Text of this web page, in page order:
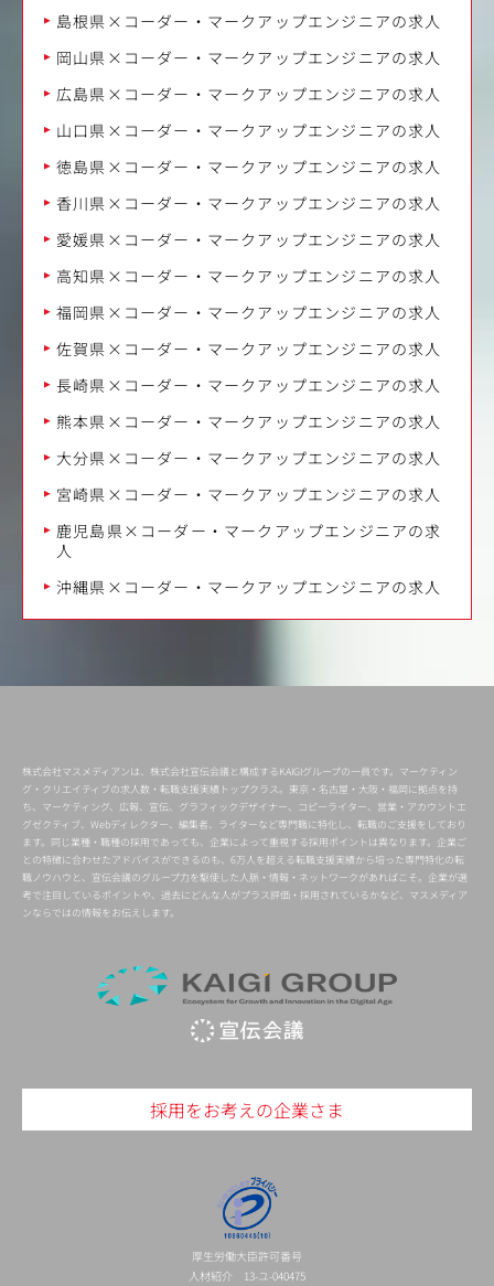
島根県×コーダー・マークアップエンジニアの求人
岡山県×コーダー・マークアップエンジニアの求人
広島県×コーダー・マークアップエンジニアの求人
山口県×コーダー・マークアップエンジニアの求人
徳島県×コーダー・マークアップエンジニアの求人
香川県×コーダー・マークアップエンジニアの求人
愛媛県×コーダー・マークアップエンジニアの求人
高知県×コーダー・マークアップエンジニアの求人
福岡県×コーダー・マークアップエンジニアの求人
佐賀県×コーダー・マークアップエンジニアの求人
長崎県×コーダー・マークアップエンジニアの求人
熊本県×コーダー・マークアップエンジニアの求人
大分県×コーダー・マークアップエンジニアの求人
宮崎県×コーダー・マークアップエンジニアの求人
鹿児島県×コーダー・マークアップエンジニアの求
人
沖縄県×コーダー・マークアップエンジニアの求人
株式会社マスメディアンは、株式会社宣伝会議と構成するKAIGIグループの一員です。マーケティン
グ・クリエイティブの求人数・転職支援実績トップクラス。東京・名古屋・大阪・福岡に拠点を持
ち、マーケティング、広報、宣伝、グラフィックデザイナー、コピーライター、営業・アカウントエ
グゼクティブ、Webディレクター、編集者、ライターなど専門職に特化し、転職のご支援をしており
ます。同じ業種・職種の採用であっても、企業によって重視する採用ポイントは異なります。企業ご
との特徴に合わせたアドバイスができるのも、6万人を超える転職支援実績から培った専門特化の転
職ノウハウと、宣伝会議のグループ力を駆使した人脈・情報・ネットワークがあればこそ。企業が選
考で注目しているポイントや、過去にどんな人がプラス評価・採用されているかなど、マスメディア
ンならではの情報をお伝えします。
採用をお考えの企業さま
厚生労働大臣許可番号
人材紹介 13-ユ-040475